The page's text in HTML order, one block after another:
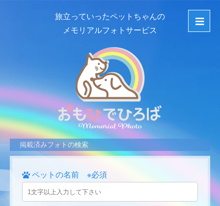
旅立っていったペットちゃんの
メモリアルフォトサービス
掲載済みフォトの検索
ペットの名前 ※必須